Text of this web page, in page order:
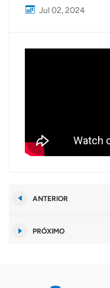
Jul 02, 2024
ANTERIOR
PRÓXIMO